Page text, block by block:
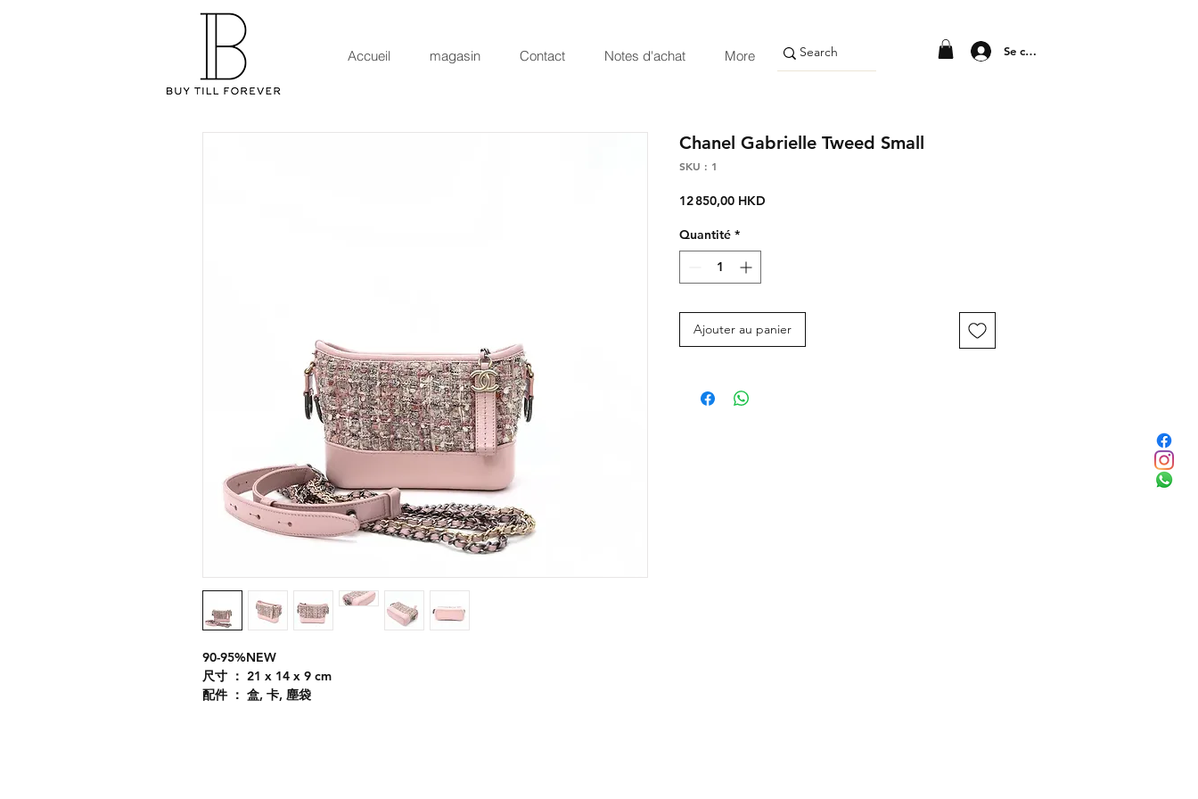
Accueil magasin Contact Notes d'achat More Se connecter
90-95%NEW
尺寸 ： 21 x 14 x 9 cm
配件 ： 盒, 卡, 塵袋
Chanel Gabrielle Tweed Small
SKU : 1
12 850,00 HKD
Quantité *
Ajouter au panier